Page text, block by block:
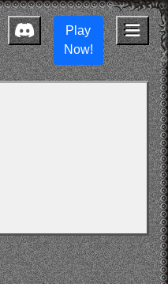
Play
Now!